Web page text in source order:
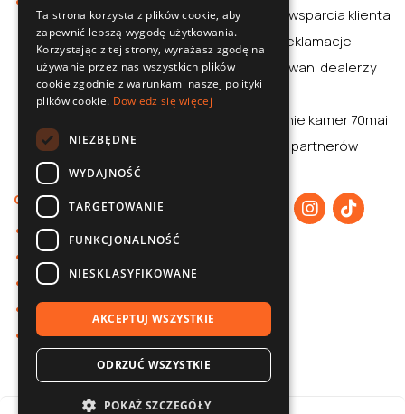
Centrum wsparcia klienta
Zwroty i reklamacje
Autoryzowani dealerzy
Aplikacja
Porównanie kamer 70mai
70mai dla partnerów
O nas
O 70mai
Polityka prywatności
Współpraca B2B
Baza wiedzy
Kontakt
ENGLISH
Ta strona korzysta z plików cookie, aby
zapewnić lepszą wygodę użytkowania.
Korzystając z tej strony, wyrażasz zgodę na
używanie przez nas wszystkich plików
cookie zgodnie z warunkami naszej polityki
plików cookie. Dowiedz się więcej
NIEZBĘDNE
WYDAJNOŚĆ
TARGETOWANIE
FUNKCJONALNOŚĆ
NIESKLASYFIKOWANE
AKCEPTUJ WSZYSTKIE
ODRZUĆ WSZYSTKIE
POKAŻ SZCZEGÓŁY